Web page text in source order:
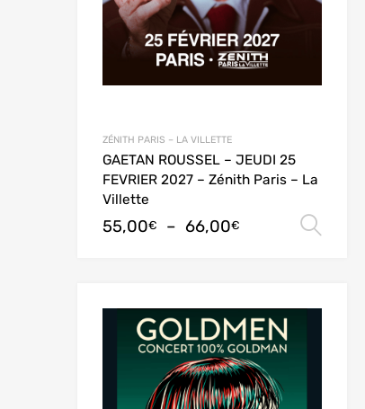
ZÉNITH PARIS – LA VILLETTE
GAETAN ROUSSEL – JEUDI 25
FEVRIER 2027 – Zénith Paris – La
Villette
55,00€ – 66,00€